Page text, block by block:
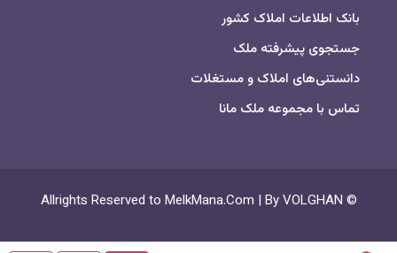
بانک اطلاعات املاک کشور
جستجوی پیشرفته ملک
دانستنی‌های املاک و مستغلات
تماس با مجموعه ملک مانا
© Allrights Reserved to MelkMana.Com | By VOLGHAN